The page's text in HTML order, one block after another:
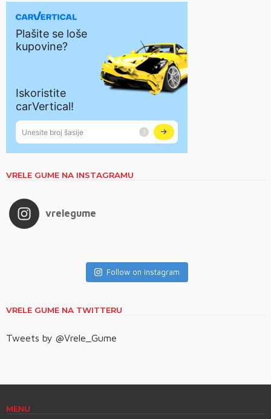
VRELE GUME NA INSTAGRAMU
vrelegume
Follow on Instagram
VRELE GUME NA TWITTERU
Tweets by @Vrele_Gume
MENU